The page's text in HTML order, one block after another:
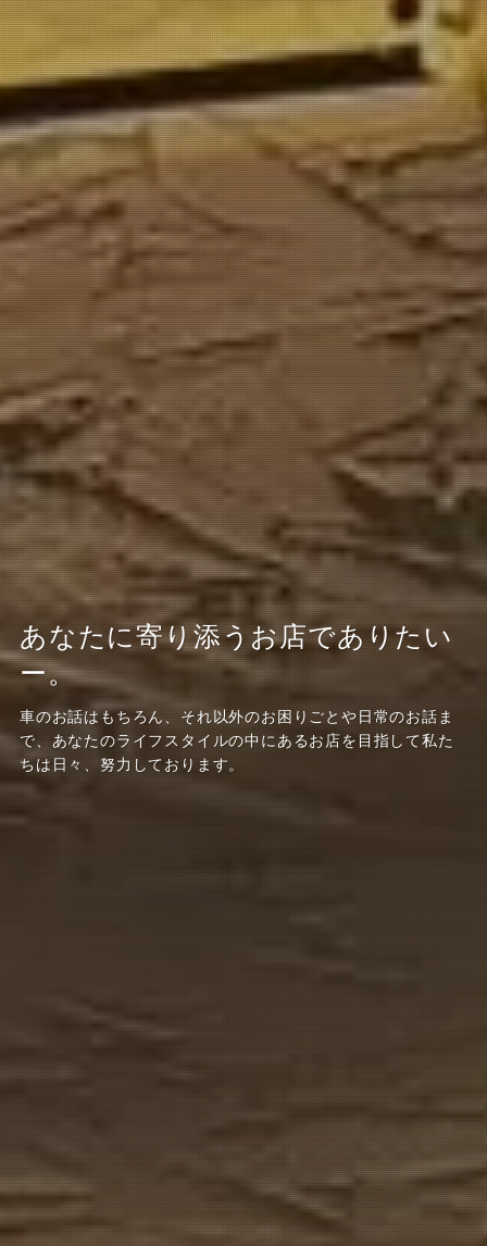
あなたに寄り添うお店でありたい
ー。
車のお話はもちろん、それ以外のお困りごとや日常のお話ま
で、あなたのライフスタイルの中にあるお店を目指して私た
ちは日々、努力しております。